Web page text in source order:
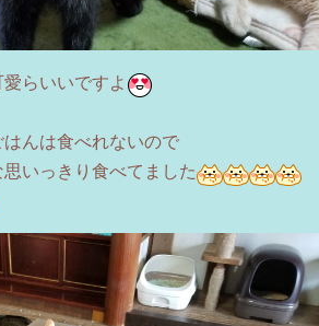
らいいですよ
んは食べれないので
いっきり食べてました